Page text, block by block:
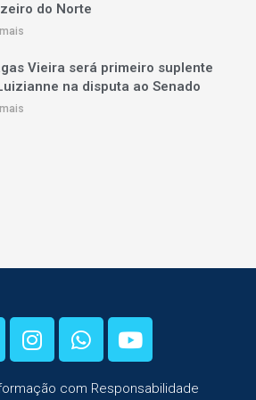
do Norte
Vieira será primeiro suplente
na disputa ao Senado
com Responsabilidade